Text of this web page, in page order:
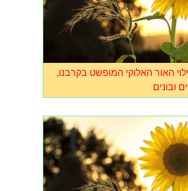
האור האלוקי המופשט בקרבנו,
ובונים